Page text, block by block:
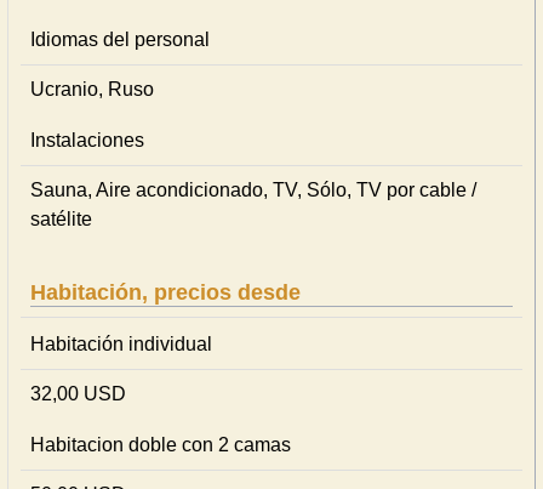
Idiomas del personal
Ucranio, Ruso
Instalaciones
Sauna, Aire acondicionado, TV, Sólo, TV por cable /
satélite
Habitación, precios desde
Habitación individual
32,00 USD
Habitacion doble con 2 camas